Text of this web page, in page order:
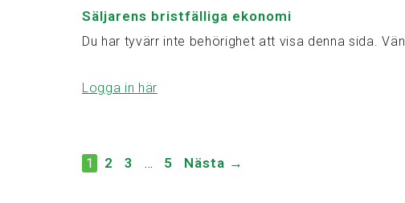
Säljarens bristfälliga ekonomi
Du har tyvärr inte behörighet att visa denna sida.
Logga in här
1 2 3 … 5 Nästa →